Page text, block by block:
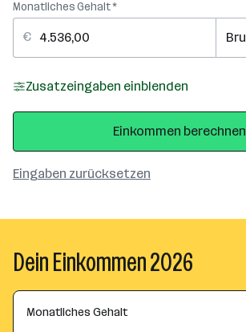
Monatliches Gehalt *
Zusatzeingaben einblenden
Eingaben zurücksetzen
Einkommen berechnen
Dein Einkommen 2026
Monatliches Gehalt